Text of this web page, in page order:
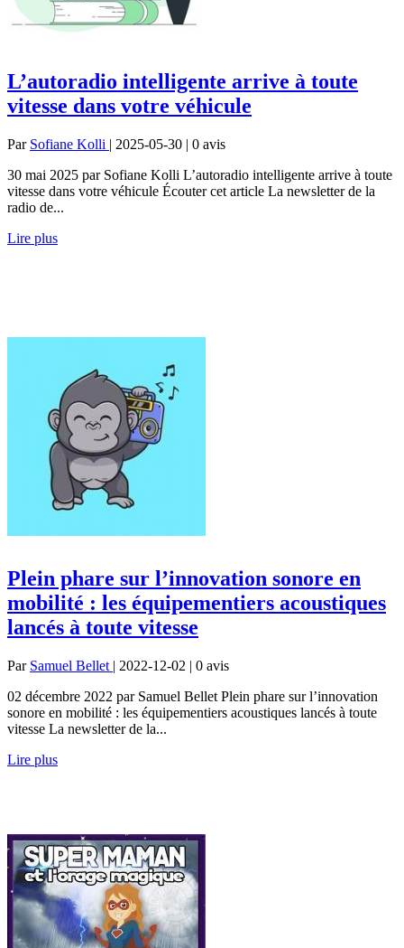
L’autoradio intelligente arrive à toute
vitesse dans votre véhicule
Par Sofiane Kolli | 2025-05-30 | 0 avis
30 mai 2025 par Sofiane Kolli L’autoradio intelligente arrive à toute
vitesse dans votre véhicule Écouter cet article La newsletter de la
radio de...
Lire plus
Plein phare sur l’innovation sonore en
mobilité : les équipementiers acoustiques
lancés à toute vitesse
Par Samuel Bellet | 2022-12-02 | 0 avis
02 décembre 2022 par Samuel Bellet Plein phare sur l’innovation
sonore en mobilité : les équipementiers acoustiques lancés à toute
vitesse La newsletter de la...
Lire plus